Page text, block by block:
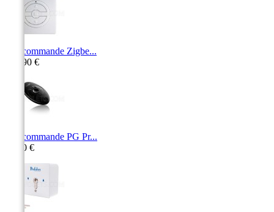
Télécommande Zigbe...
101,90 €
Télécommande PG Pr...
80,20 €